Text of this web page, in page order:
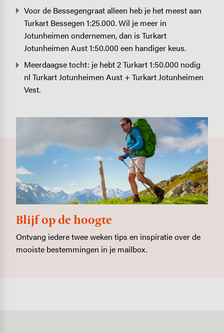
Voor de Bessegengraat alleen heb je het meest aan
Turkart Bessegen 1:25.000. Wil je meer in
Jotunheimen ondernemen, dan is Turkart
Jotunheimen Aust 1:50.000 een handiger keus.
Meerdaagse tocht: je hebt 2 Turkart 1:50.000 nodig
nl Turkart Jotunheimen Aust + Turkart Jotunheimen
Vest.
Blijf op de hoogte
Ontvang iedere twee weken tips en inspiratie over de
mooiste bestemmingen in je mailbox.